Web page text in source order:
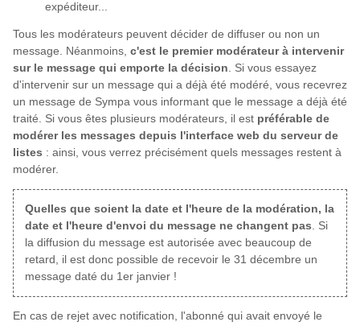
expéditeur...
Tous les modérateurs peuvent décider de diffuser ou non un
message. Néanmoins, c'est le premier modérateur à intervenir
sur le message qui emporte la décision . Si vous essayez
d'intervenir sur un message qui a déjà été modéré, vous recevrez
un message de Sympa vous informant que le message a déjà été
traité. Si vous êtes plusieurs modérateurs, il est préférable de
modérer les messages depuis l'interface web du serveur de
listes : ainsi, vous verrez précisément quels messages restent à
modérer.
Quelles que soient la date et l'heure de la modération, la
date et l'heure d'envoi du message ne changent pas. Si
la diffusion du message est autorisée avec beaucoup de
retard, il est donc possible de recevoir le 31 décembre un
message daté du 1er janvier !
En cas de rejet avec notification, l'abonné qui avait envoyé le